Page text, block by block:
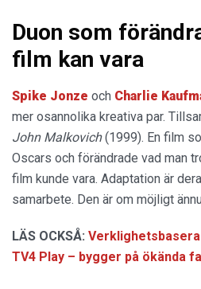
Duon som
film kan vara
Spike Jonze och Charlie
mer osannolika kreativa par.
John Malkovich(1999). En film
Oscars och förändrade vad man
film kunde vara. Adaptation är
samarbete. Den är om möjligt
LÄS OCKSÅ:
TV4 Play – bygger på ökända